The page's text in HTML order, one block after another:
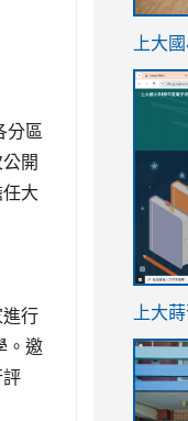
分區
開
大
行
。邀
link
上大
link
ink
link
上大